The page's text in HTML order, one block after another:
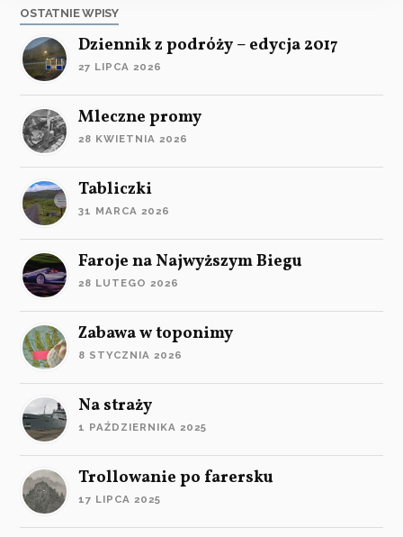
OSTATNIE WPISY
Dziennik z podróży – edycja 2017
27 LIPCA 2026
Mleczne promy
28 KWIETNIA 2026
Tabliczki
31 MARCA 2026
Faroje na Najwyższym Biegu
28 LUTEGO 2026
Zabawa w toponimy
8 STYCZNIA 2026
Na straży
1 PAŹDZIERNIKA 2025
Trollowanie po farersku
17 LIPCA 2025